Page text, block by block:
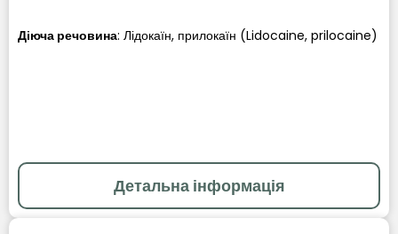
Діюча речовина: Лідокаїн, прилокаїн (Lidocaine, prilocaine)
Детальна інформація